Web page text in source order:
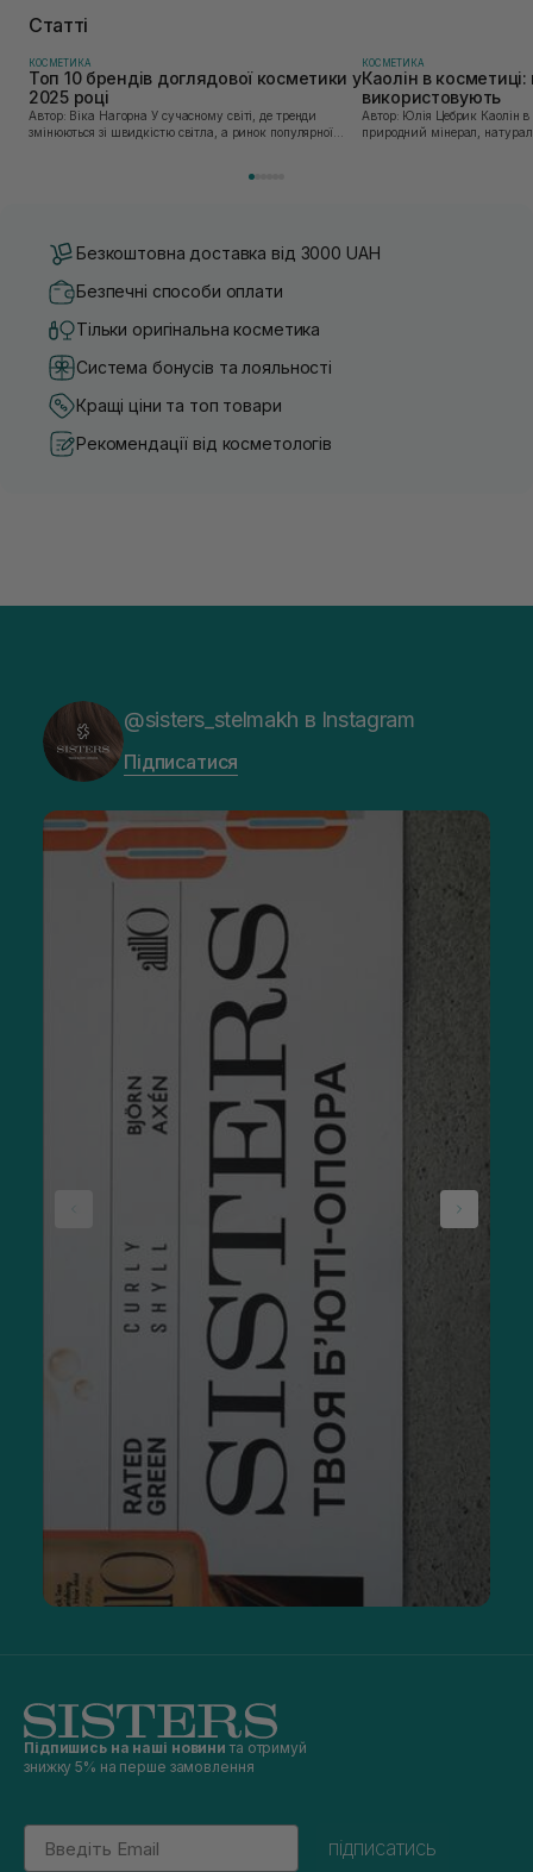
Статті
КОСМЕТИКА
Топ 10 брендів доглядової косметики у
2025 році
Автор: Віка Нагорна У сучасному світі, де тренди
змінюються зі швидкістю світла, а ринок популярної
КОСМЕТИКА
Каолін в
використовують
Автор: Юлія Цебрик Каолін в косметології – це
природний мінерал,
Безкоштовна доставка від 3000 UAH
Безпечні способи оплати
Тільки оригінальна косметика
Система бонусів та лояльності
Кращі ціни та топ товари
Рекомендації від косметологів
@sisters_stelmakh в Instagram
Підписатися
Підпишись на наші новини та отримуй
знижку 5% на перше замовлення
Email
підписатись